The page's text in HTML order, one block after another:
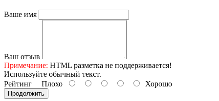
Ваше имя
Ваш отзыв
Примечание: HTML разметка не поддерживается!
Используйте обычный текст.
Рейтинг Плохо Хорошо
Продолжить